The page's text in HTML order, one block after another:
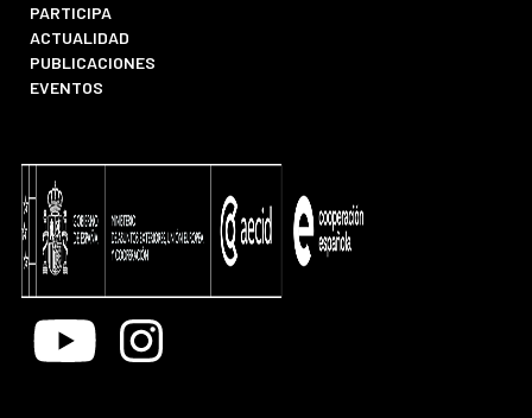
PARTICIPA
ACTUALIDAD
PUBLICACIONES
EVENTOS
Youtube Instagram